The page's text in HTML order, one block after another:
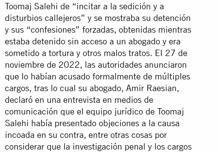
Toomaj Salehi de “incitar a la sedición y a
disturbios callejeros” y se mostraba su detención
y sus “confesiones” forzadas, obtenidas mientras
estaba detenido sin acceso a un abogado y era
sometido a tortura y otros malos tratos. El 27 de
noviembre de 2022, las autoridades anunciaron
que lo habían acusado formalmente de múltiples
cargos, tras lo cual su abogado, Amir Raesian,
declaró en una entrevista en medios de
comunicación que el equipo jurídico de Toomaj
Salehi había presentado objeciones a la causa
incoada en su contra, entre otras cosas por
considerar que la investigación penal y los cargos